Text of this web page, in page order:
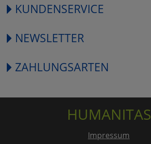
KUNDENSERVICE
NEWSLETTER
ZAHLUNGSARTEN
HUMANITAS
Impressum